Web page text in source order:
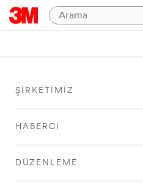
ŞIRKETIMIZ
HABERCI
DÜZENLEME